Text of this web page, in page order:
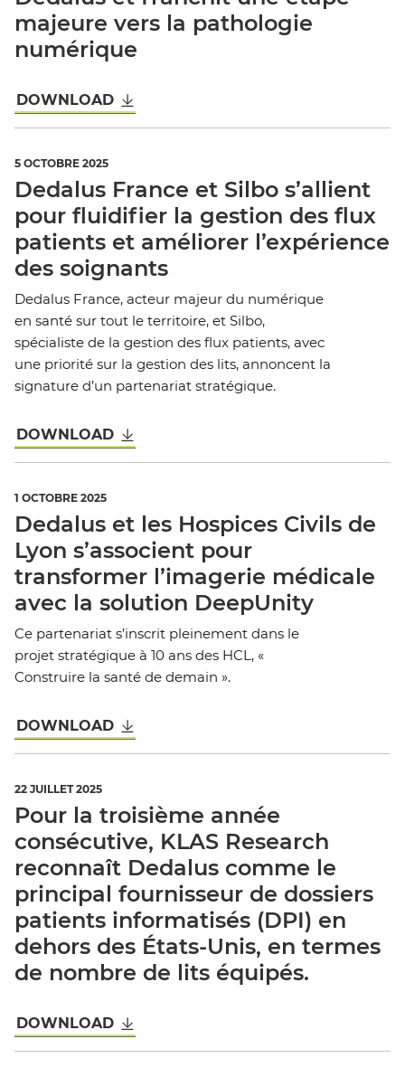
majeure vers la pathologie
numérique
DOWNLOAD
5 OCTOBRE 2025
Dedalus France et Silbo s’allient
pour fluidifier la gestion des flux
patients et améliorer l’expérience
des soignants
Dedalus France, acteur majeur du numérique
en santé sur tout le territoire, et Silbo,
spécialiste de la gestion des flux patients, avec
une priorité sur la gestion des lits, annoncent la
signature d’un partenariat stratégique.
DOWNLOAD
1 OCTOBRE 2025
Dedalus et les Hospices Civils de
Lyon s’associent pour
transformer l’imagerie médicale
avec la solution DeepUnity
Ce partenariat s’inscrit pleinement dans le
projet stratégique à 10 ans des HCL, «
Construire la santé de demain ».
DOWNLOAD
22 JUILLET 2025
Pour la troisième année
consécutive, KLAS Research
reconnaît Dedalus comme le
principal fournisseur de dossiers
patients informatisés (DPI) en
dehors des États-Unis, en termes
de nombre de lits équipés.
DOWNLOAD